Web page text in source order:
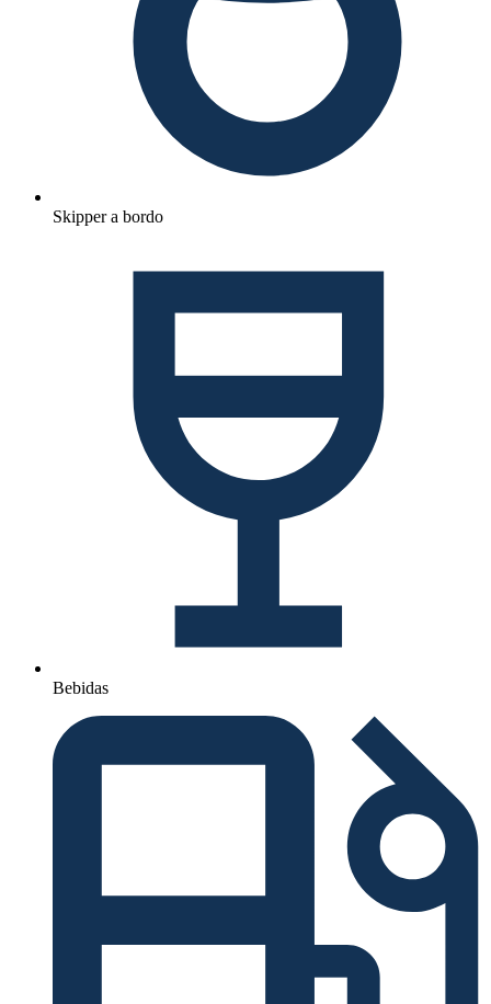
Skipper a bordo
Bebidas